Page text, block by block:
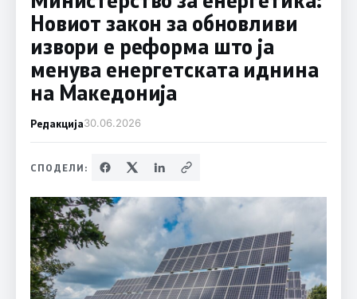
Новиот закон за обновливи
извори е реформа што ја
менува енергетската иднина
на Македонија
Редакција30.06.2026
СПОДЕЛИ: